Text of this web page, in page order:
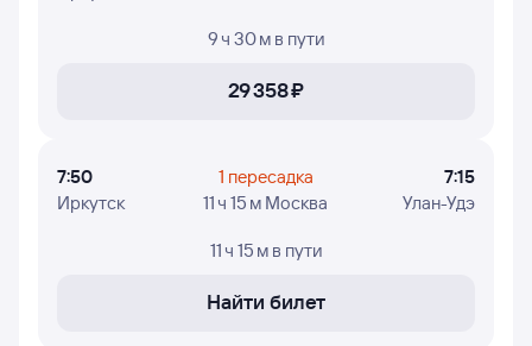
9 ч 30 м в пути
29 ⁠358 ⁠₽
7:50
Иркутск
1 пересадка
11 ч 15 м Москва
7:15
Улан-Удэ
11 ч 15 м в пути
Найти билет